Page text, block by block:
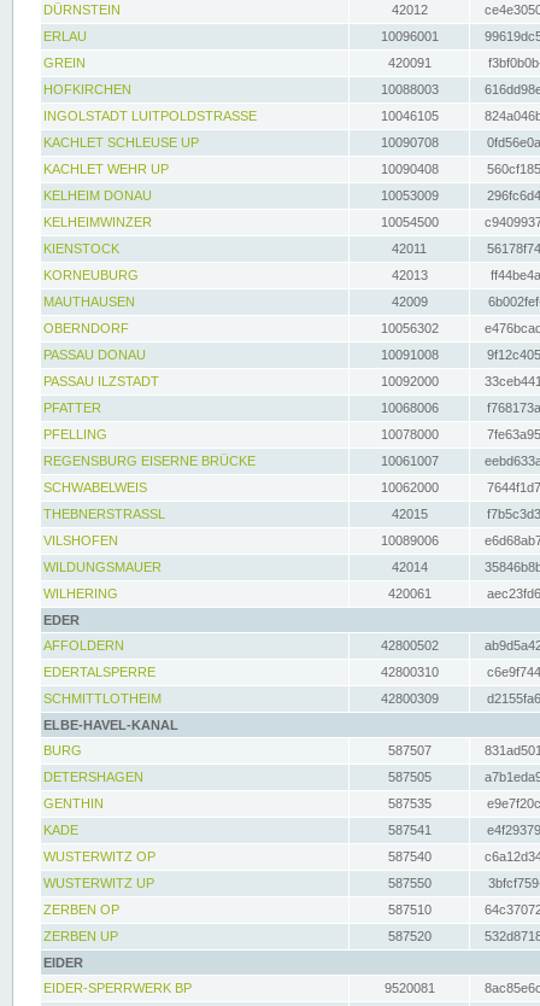
DÜRNSTEIN
42012
ERLAU
10096001
GREIN
420091
HOFKIRCHEN
10088003
INGOLSTADT LUITPOLDSTRASSE
10046105
KACHLET SCHLEUSE UP
10090708
KACHLET WEHR UP
10090408
KELHEIM DONAU
10053009
KELHEIMWINZER
10054500
KIENSTOCK
42011
KORNEUBURG
42013
MAUTHAUSEN
42009
OBERNDORF
10056302
PASSAU DONAU
10091008
PASSAU ILZSTADT
10092000
PFATTER
10068006
PFELLING
10078000
REGENSBURG EISERNE BRÜCKE
10061007
SCHWABELWEIS
10062000
THEBNERSTRASSL
42015
VILSHOFEN
10089006
WILDUNGSMAUER
42014
WILHERING
420061
EDER
AFFOLDERN
42800502
EDERTALSPERRE
42800310
SCHMITTLOTHEIM
42800309
ELBE-HAVEL-KANAL
BURG
587507
DETERSHAGEN
587505
GENTHIN
587535
KADE
587541
WUSTERWITZ OP
587540
WUSTERWITZ UP
587550
ZERBEN OP
587510
ZERBEN UP
587520
EIDER
EIDER-SPERRWERK BP
9520081